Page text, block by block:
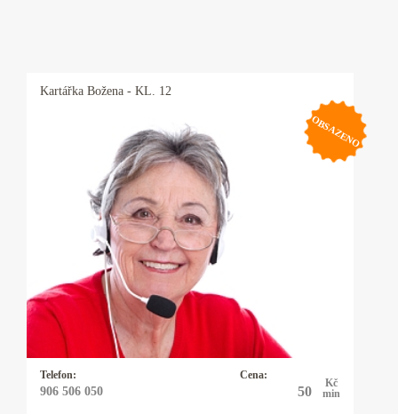
Kartářka Božena - KL. 12
OBSAZENO
Telefon:
906 506 050
Cena:
50
Kč
min
Kartářka Božena
Zaměření: láska, vztahy, finance, zdraví,
zvířátka. Moje práce je mým koníčkem a to je
to nejlepší, co může člověk chtít. Dlouholeté
zkušenosti a spokojení klienti. Ráda pomohu
tam, kde se sami ztrácíte.